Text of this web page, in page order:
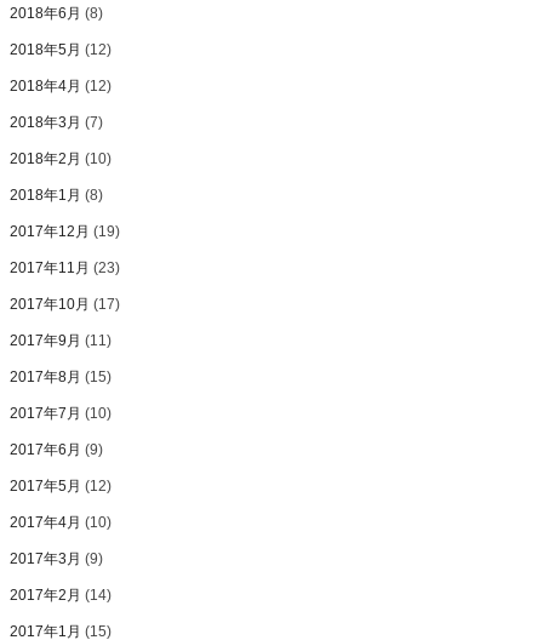
2018年6月 (8)
2018年5月 (12)
2018年4月 (12)
2018年3月 (7)
2018年2月 (10)
2018年1月 (8)
2017年12月 (19)
2017年11月 (23)
2017年10月 (17)
2017年9月 (11)
2017年8月 (15)
2017年7月 (10)
2017年6月 (9)
2017年5月 (12)
2017年4月 (10)
2017年3月 (9)
2017年2月 (14)
2017年1月 (15)